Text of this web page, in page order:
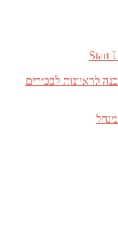
לראיונות לבכירים